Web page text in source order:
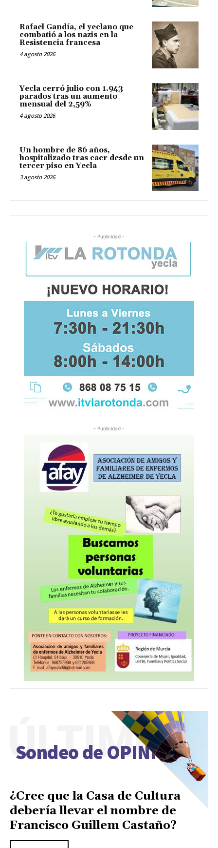
Rafael Gandía, el yeclano que
combatió a los nazis en la
Resistencia francesa
4 agosto 2026
Yecla cerró julio con 1.943
parados tras un aumento
mensual del 2,59%
4 agosto 2026
Un hombre de 86 años,
hospitalizado tras caer desde un
tercer piso en Yecla
3 agosto 2026
- Publicidad -
- Publicidad -
Sondeo de OPINIÓN
ÚLTIMO
¿Cree que la Casa de Cultura
debería llevar el nombre de
Francisco Guillem Castaño?